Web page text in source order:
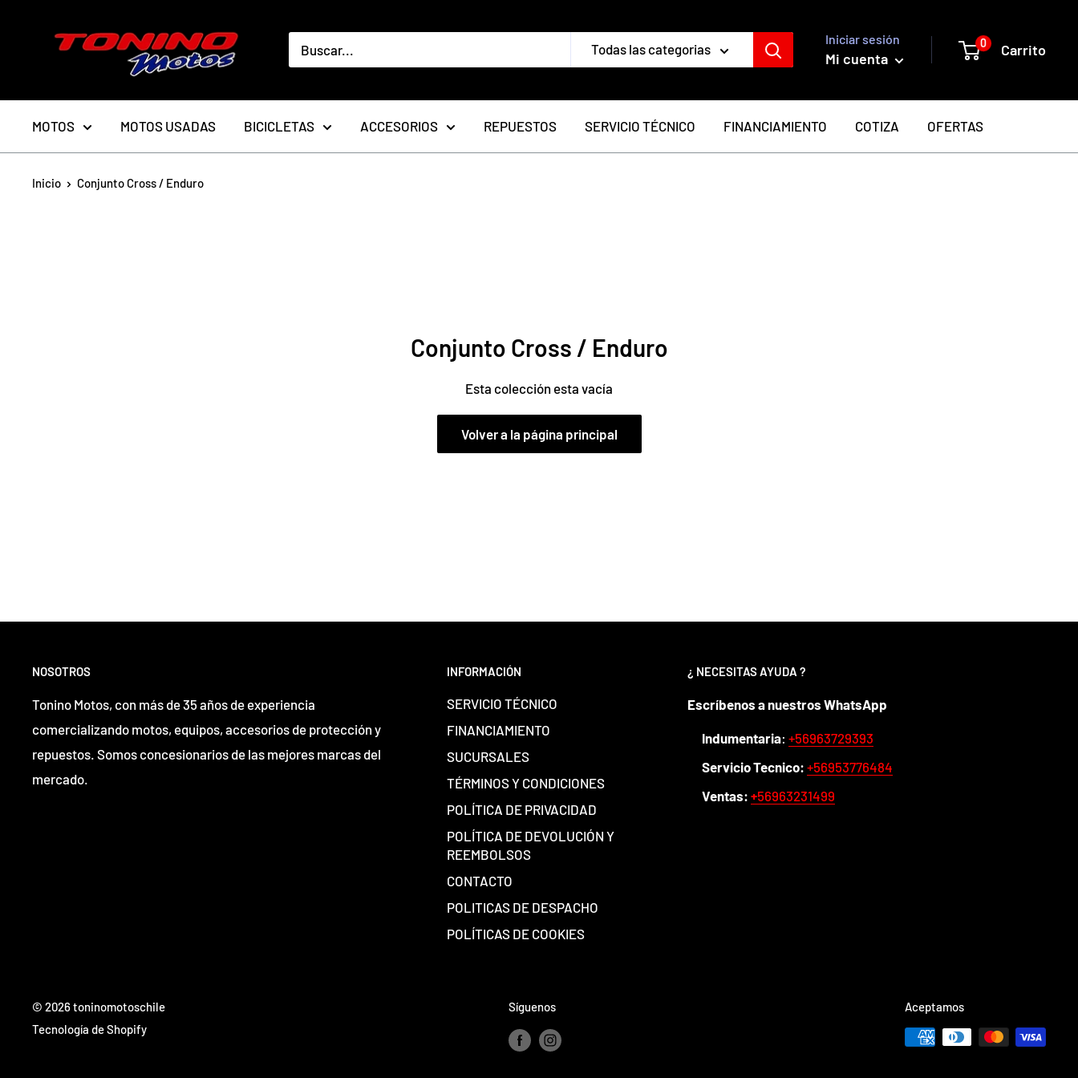
directamente
Todas las categorias
Iniciar sesión
Mi cuenta
0 Carrito
MOTOS MOTOS USADAS BICICLETAS ACCESORIOS REPUESTOS SERVICIO TÉCNICO FINANCIAMIENTO COTIZA OFERTAS
Inicio Conjunto Cross / Enduro
Conjunto Cross / Enduro
Esta colección esta vacía
Volver a la página principal
NOSOTROS
Tonino Motos, con más de 35 años de experiencia
comercializando motos, equipos, accesorios de protección y
repuestos. Somos concesionarios de las mejores marcas del
mercado.
INFORMACIÓN
SERVICIO TÉCNICO
FINANCIAMIENTO
SUCURSALES
TÉRMINOS Y CONDICIONES
POLÍTICA DE PRIVACIDAD
POLÍTICA DE DEVOLUCIÓN Y
REEMBOLSOS
CONTACTO
POLITICAS DE DESPACHO
POLÍTICAS DE COOKIES
¿ NECESITAS AYUDA ?
Escríbenos a nuestros WhatsApp
Indumentaria: +56963729393
Servicio Tecnico: +56953776484
Ventas: +56963231499
© 2026 toninomotoschile
Tecnología de Shopify
Síguenos Aceptamos